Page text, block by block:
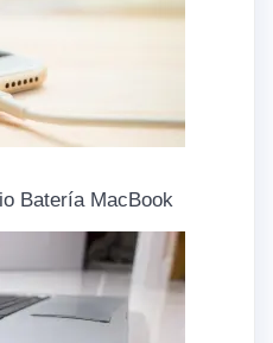
Batería MacBook